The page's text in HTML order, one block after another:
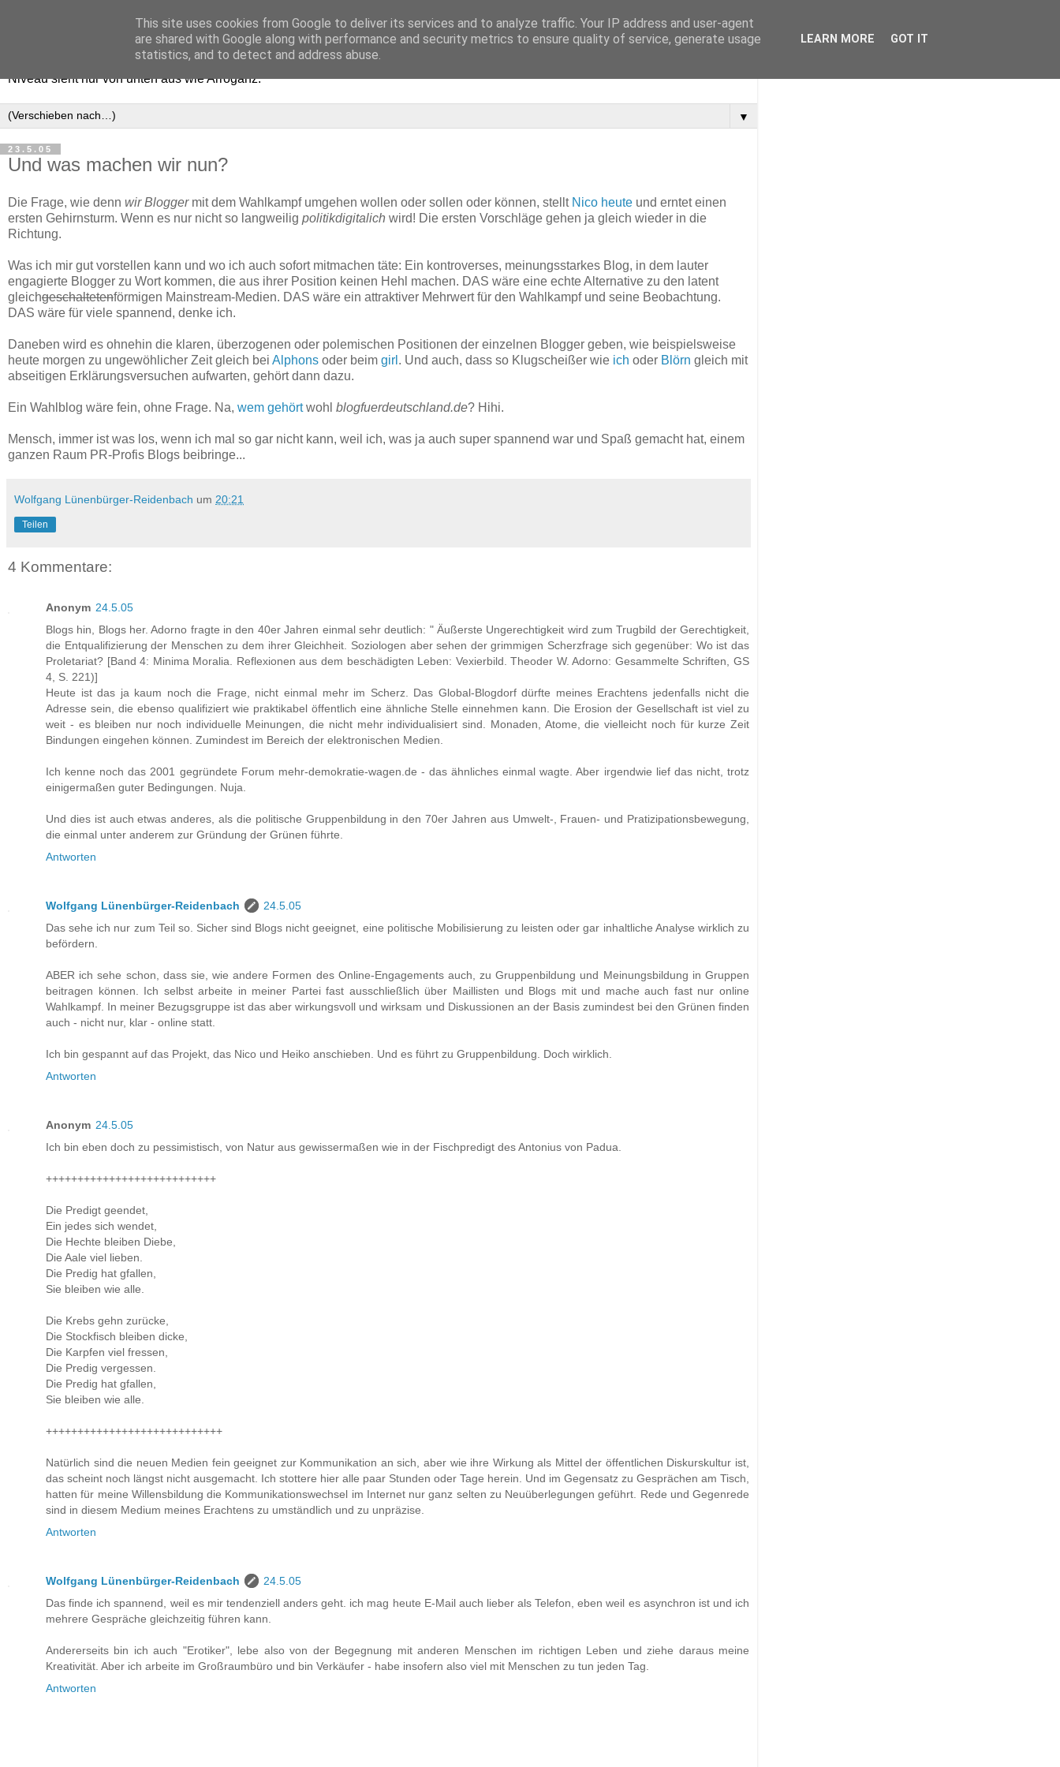
Haltungsturnen
Niveau sieht nur von unten aus wie Arroganz.
▼
23.5.05
Und was machen wir nun?
Die Frage, wie denn wir Bloggermit dem Wahlkampf umgehen wollen oder sollen oder können, stellt Nico heute und erntet einen
ersten Gehirnsturm. Wenn es nur nicht so langweilig politikdigitalich wird! Die ersten Vorschläge gehen ja gleich wieder in die
Richtung.
Was ich mir gut vorstellen kann und wo ich auch sofort mitmachen täte: Ein kontroverses, meinungsstarkes Blog, in dem lauter
engagierte Blogger zu Wort kommen, die aus ihrer Position keinen Hehl machen. DAS wäre eine echte Alternative zu den latent
gleichgeschaltetenförmigen Mainstream-Medien. DAS wäre ein attraktiver Mehrwert für den Wahlkampf und seine Beobachtung.
DAS wäre für viele spannend, denke ich.
Daneben wird es ohnehin die klaren, überzogenen oder polemischen Positionen der einzelnen Blogger geben, wie beispielsweise
heute morgen zu ungewöhlicher Zeit gleich bei Alphons oder beim girl . Und auch, dass so Klugscheißer wie ich oder Blörn gleich mit
abseitigen Erklärungsversuchen aufwarten, gehört dann dazu.
Ein Wahlblog wäre fein, ohne Frage. Na, wem gehörtwohl blogfuerdeutschland.de? Hihi.
Mensch, immer ist was los, wenn ich mal so gar nicht kann, weil ich, was ja auch super spannend war und Spaß gemacht hat, einem
ganzen Raum PR-Profis Blogs beibringe...
Wolfgang Lünenbürger-Reidenbach um 20:21
Teilen
4 Kommentare:
Anonym 24.5.05
Blogs hin, Blogs her. Adorno fragte in den 40er Jahren einmal sehr deutlich: " Äußerste Ungerechtigkeit wird zum Trugbild der Gerechtigkeit,
die Entqualifizierung der Menschen zu dem ihrer Gleichheit. Soziologen aber sehen der grimmigen Scherzfrage sich gegenüber: Wo ist das
Proletariat? [Band 4: Minima Moralia. Reflexionen aus dem beschädigten Leben: Vexierbild. Theoder W. Adorno: Gesammelte Schriften, GS
4, S. 221)]
Heute ist das ja kaum noch die Frage, nicht einmal mehr im Scherz. Das Global-Blogdorf dürfte meines Erachtens jedenfalls nicht die
Adresse sein, die ebenso qualifiziert wie praktikabel öffentlich eine ähnliche Stelle einnehmen kann. Die Erosion der Gesellschaft ist viel zu
weit - es bleiben nur noch individuelle Meinungen, die nicht mehr individualisiert sind. Monaden, Atome, die vielleicht noch für kurze Zeit
Bindungen eingehen können. Zumindest im Bereich der elektronischen Medien.
Ich kenne noch das 2001 gegründete Forum mehr-demokratie-wagen.de - das ähnliches einmal wagte. Aber irgendwie lief das nicht, trotz
einigermaßen guter Bedingungen. Nuja.
Und dies ist auch etwas anderes, als die politische Gruppenbildung in den 70er Jahren aus Umwelt-, Frauen- und Pratizipationsbewegung,
die einmal unter anderem zur Gründung der Grünen führte.
Antworten
Wolfgang Lünenbürger-Reidenbach
24.5.05
Das sehe ich nur zum Teil so. Sicher sind Blogs nicht geeignet, eine politische Mobilisierung zu leisten oder gar inhaltliche Analyse wirklich zu
befördern.
ABER ich sehe schon, dass sie, wie andere Formen des Online-Engagements auch, zu Gruppenbildung und Meinungsbildung in Gruppen
beitragen können. Ich selbst arbeite in meiner Partei fast ausschließlich über Maillisten und Blogs mit und mache auch fast nur online
Wahlkampf. In meiner Bezugsgruppe ist das aber wirkungsvoll und wirksam und Diskussionen an der Basis zumindest bei den Grünen finden
auch - nicht nur, klar - online statt.
Ich bin gespannt auf das Projekt, das Nico und Heiko anschieben. Und es führt zu Gruppenbildung. Doch wirklich.
Antworten
Anonym 24.5.05
Ich bin eben doch zu pessimistisch, von Natur aus gewissermaßen wie in der Fischpredigt des Antonius von Padua.
+++++++++++++++++++++++++++
Die Predigt geendet,
Ein jedes sich wendet,
Die Hechte bleiben Diebe,
Die Aale viel lieben.
Die Predig hat gfallen,
Sie bleiben wie alle.
Die Krebs gehn zurücke,
Die Stockfisch bleiben dicke,
Die Karpfen viel fressen,
Die Predig vergessen.
Die Predig hat gfallen,
Sie bleiben wie alle.
++++++++++++++++++++++++++++
Natürlich sind die neuen Medien fein geeignet zur Kommunikation an sich, aber wie ihre Wirkung als Mittel der öffentlichen Diskurskultur ist,
das scheint noch längst nicht ausgemacht. Ich stottere hier alle paar Stunden oder Tage herein. Und im Gegensatz zu Gesprächen am Tisch,
hatten für meine Willensbildung die Kommunikationswechsel im Internet nur ganz selten zu Neuüberlegungen geführt. Rede und Gegenrede
sind in diesem Medium meines Erachtens zu umständlich und zu unpräzise.
Antworten
Wolfgang Lünenbürger-Reidenbach
24.5.05
Das finde ich spannend, weil es mir tendenziell anders geht. ich mag heute E-Mail auch lieber als Telefon, eben weil es asynchron ist und ich
mehrere Gespräche gleichzeitig führen kann.
Andererseits bin ich auch "Erotiker", lebe also von der Begegnung mit anderen Menschen im richtigen Leben und ziehe daraus meine
Kreativität. Aber ich arbeite im Großraumbüro und bin Verkäufer - habe insofern also viel mit Menschen zu tun jeden Tag.
Antworten
This site uses cookies from Google to deliver its services and to analyze traffic. Your IP address and user-agent
are shared with Google along with performance and security metrics to ensure quality of service, generate usage
statistics, and to detect and address abuse.
LEARN MORE GOT IT